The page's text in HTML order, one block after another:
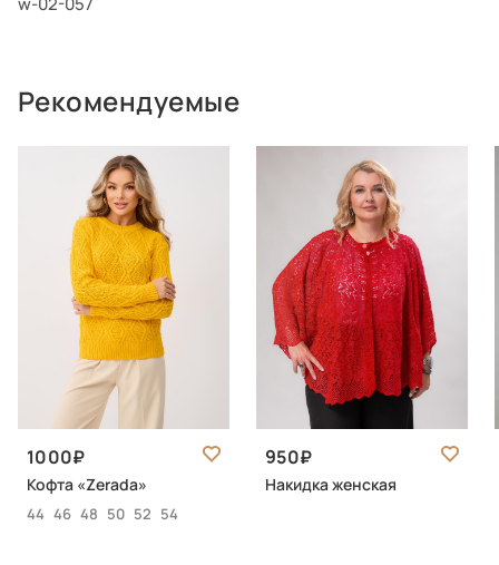
Рекомендуемые
1000
Кофта «Zerada»
44 46 48 50 52 54
950
Накидка женская